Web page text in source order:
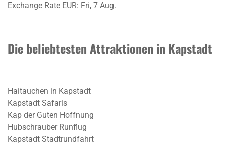
Exchange Rate EUR: Fri, 7 Aug.
Die beliebtesten Attraktionen in Kapstadt
Haitauchen in Kapstadt
Kapstadt Safaris
Kap der Guten Hoffnung
Hubschrauber Runflug
Kapstadt Stadtrundfahrt